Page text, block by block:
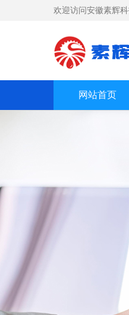
欢迎访问安徽素辉
网站首页